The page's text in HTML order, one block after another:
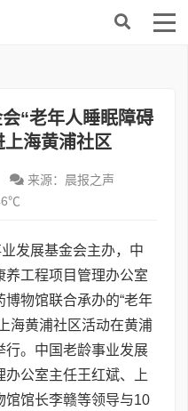
“老年人睡眠障碍
上海黄浦社区
来源：晨报之声
发展基金会主办，中
养工程项目管理办公室
物馆联合承办的“老年
海黄浦社区活动在黄浦
行。中国老龄事业发展
公室主任王红斌、上
馆馆长李赣等领导与10